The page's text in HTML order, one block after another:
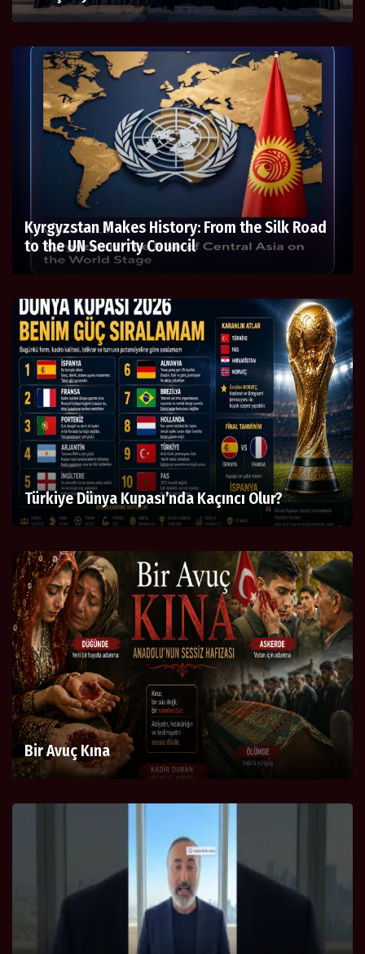
Kyrgyzstan Makes History: From the Silk Road
to the UN Security Council
Türkiye Dünya Kupası’nda Kaçıncı Olur?
Bir Avuç Kına